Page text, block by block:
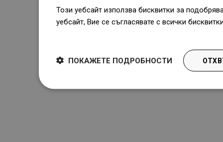
Този уебсайт използва бисквитки за
уебсайт, Вие се съгласявате с всички
ПОКАЖЕТЕ ПОДРОБНОСТИ